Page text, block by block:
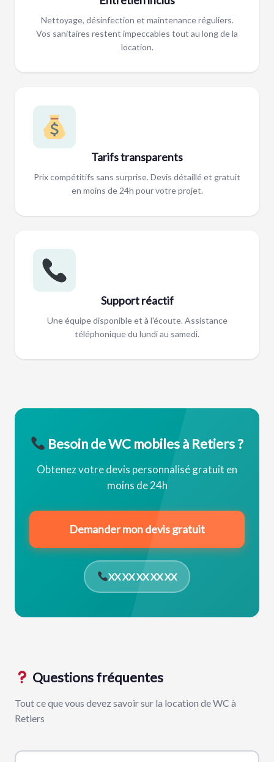
Nettoyage, désinfection et maintenance réguliers.
Vos sanitaires restent impeccables tout au long de la
location.
Tarifs transparents
Prix compétitifs sans surprise. Devis détaillé et gratuit
en moins de 24h pour votre projet.
Support réactif
Une équipe disponible et à l'écoute. Assistance
téléphonique du lundi au samedi.
Besoin de WC mobiles à Retiers ?
Obtenez votre devis personnalisé gratuit en
moins de 24h
Demander mon devis gratuit
XX XX XX XX XX
Questions fréquentes
Tout ce que vous devez savoir sur la location de WC à
Retiers